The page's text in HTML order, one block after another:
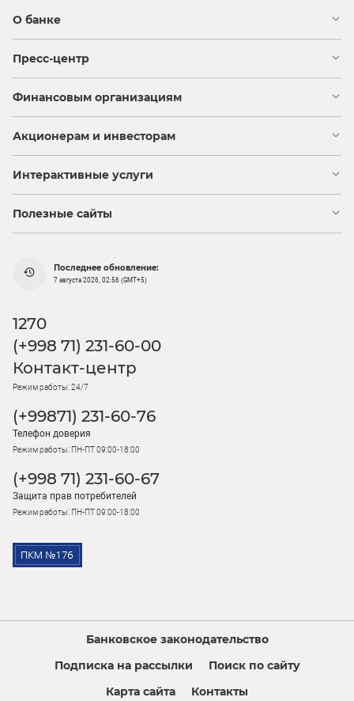
О банке
Пресс-центр
Финансовым организациям
Акционерам и инвесторам
Интерактивные услуги
Полезные сайты
Последнее обновление:
7 августа 2026, 02:56 (GMT+5)
1270
(+998 71) 231-60-00
Контакт-центр
Режим работы: 24/7
(+99871) 231-60-76
Телефон доверия
Режим работы: ПН-ПТ 09:00-18:00
(+998 71) 231-60-67
Защита прав потребителей
Режим работы: ПН-ПТ 09:00-18:00
Банковское законодательство
Подписка на рассылки
Поиск по сайту
Карта сайта
Контакты